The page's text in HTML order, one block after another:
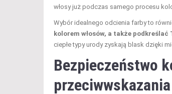
włosy już podczas samego procesu
Wybór idealnego odcienia farby to
kolorem włosów, a także podkreślać
ciepłe typy urody zyskają blask dzięki
Bezpieczeństwo
przeciwwskazania